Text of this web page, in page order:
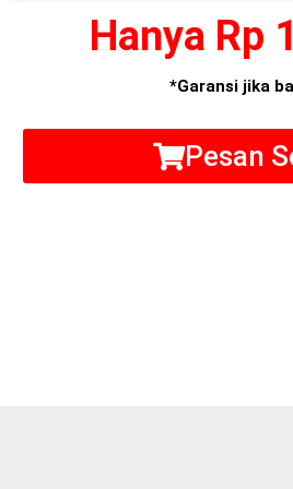
Hanya Rp
*Garansi jika
Pesan